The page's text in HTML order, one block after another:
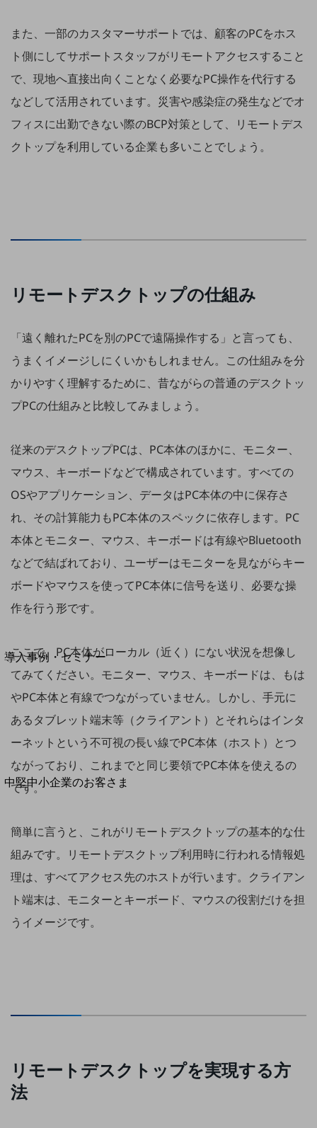
製品
製品TOP
タフネススマートフォン
データ通信製品
ドコモケータイ
ケータイプラン
5Gデータプラス
データプラス
IoT向け回線料金
モバイルサービス
端末の一元管理
セキュリティ
運用保守・故障紛失サポート
回線・ネットワーク
お手続き
導入事例・セミナー
導入事例TOP
最新の導入事例や注目の導入事例をご紹介します
セミナー
開催・出展する各種セミナー、イベント情報をご紹介します
中堅中小企業のお客さま
NTTドコモビジネスウォッチ
旬な話題やお役立ち資料などDXの課題を
解決するヒントをお届けする記事サイト
お役立ち資料ダウンロード
トレンド記事特集
IT用語集
中堅中小企業向け
バックオフィス
また、一部のカスタマーサポートでは、顧客のPCをホス
ト側にしてサポートスタッフがリモートアクセスすること
で、現地へ直接出向くことなく必要なPC操作を代行する
などして活用されています。災害や感染症の発生などでオ
フィスに出勤できない際のBCP対策として、リモートデス
クトップを利用している企業も多いことでしょう。
リモートデスクトップの仕組み
「遠く離れたPCを別のPCで遠隔操作する」と言っても、
うまくイメージしにくいかもしれません。この仕組みを分
かりやすく理解するために、昔ながらの普通のデスクトッ
プPCの仕組みと比較してみましょう。
従来のデスクトップPCは、PC本体のほかに、モニター、
マウス、キーボードなどで構成されています。すべての
OSやアプリケーション、データはPC本体の中に保存さ
れ、その計算能力もPC本体のスペックに依存します。PC
本体とモニター、マウス、キーボードは有線やBluetooth
などで結ばれており、ユーザーはモニターを見ながらキー
ボードやマウスを使ってPC本体に信号を送り、必要な操
作を行う形です。
ここで、PC本体がローカル（近く）にない状況を想像し
てみてください。モニター、マウス、キーボードは、もは
やPC本体と有線でつながっていません。しかし、手元に
あるタブレット端末等（クライアント）とそれらはインタ
ーネットという不可視の長い線でPC本体（ホスト）とつ
ながっており、これまでと同じ要領でPC本体を使えるの
です。
簡単に言うと、これがリモートデスクトップの基本的な仕
組みです。リモートデスクトップ利用時に行われる情報処
理は、すべてアクセス先のホストが行います。クライアン
ト端末は、モニターとキーボード、マウスの役割だけを担
うイメージです。
リモートデスクトップを実現する方
法